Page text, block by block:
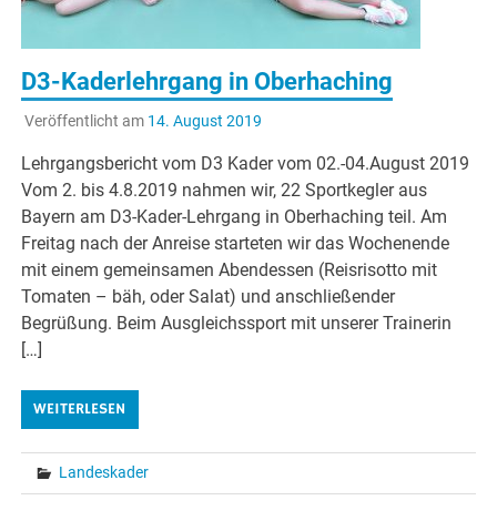
D3-Kaderlehrgang in Oberhaching
Veröffentlicht am 14. August 2019
Lehrgangsbericht vom D3 Kader vom 02.-04.August 2019
Vom 2. bis 4.8.2019 nahmen wir, 22 Sportkegler aus
Bayern am D3-Kader-Lehrgang in Oberhaching teil. Am
Freitag nach der Anreise starteten wir das Wochenende
mit einem gemeinsamen Abendessen (Reisrisotto mit
Tomaten – bäh, oder Salat) und anschließender
Begrüßung. Beim Ausgleichssport mit unserer Trainerin
[…]
WEITERLESEN
Landeskader